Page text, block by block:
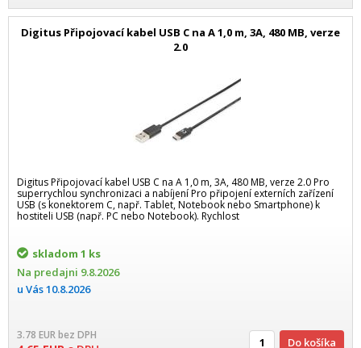
Digitus Připojovací kabel USB C na A 1,0 m, 3A, 480 MB, verze
2.0
Digitus Připojovací kabel USB C na A 1,0 m, 3A, 480 MB, verze 2.0 Pro
superrychlou synchronizaci a nabíjení Pro připojení externích zařízení
USB (s konektorem C, např. Tablet, Notebook nebo Smartphone) k
hostiteli USB (např. PC nebo Notebook). Rychlost
skladom 1 ks
Na predajni 9.8.2026
u Vás10.8.2026
3.78 EURbez DPH
Do košíka